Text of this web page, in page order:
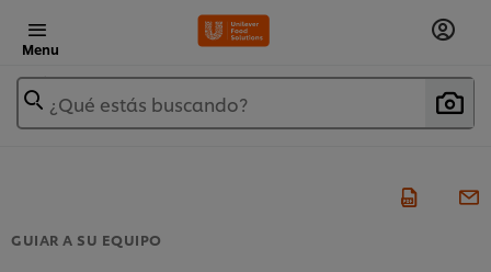
Menu
¿Qué estás buscando?
GUIAR A SU EQUIPO